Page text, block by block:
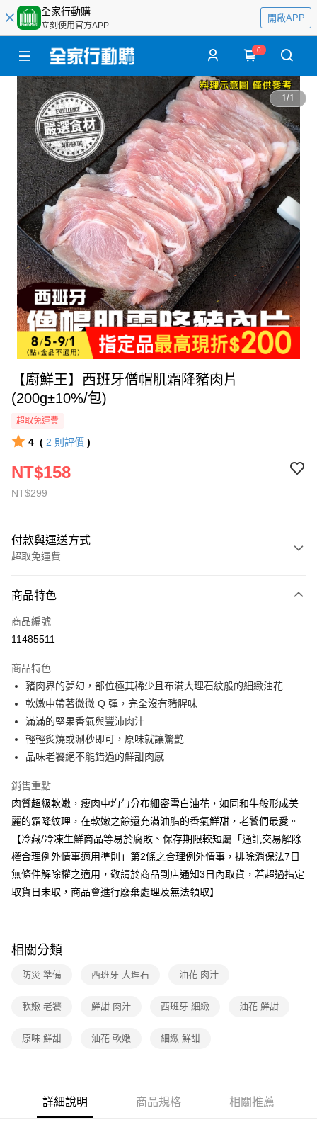
全家行動購
立刻使用官方APP
開啟APP
0
1/1
【廚鮮王】西班牙僧帽肌霜降豬肉片
(200g±10%/包)
超取免運費
4 ( 2 則評價 )
NT$299
NT$158
付款與運送方式
超取免運費
全家線上支付
超商取貨付款
運送方式
冷凍-全家取貨付款
免運費
冷凍-付款後全家取貨
免運費
商品特色
商品編號
11485511
商品特色
豬肉界的夢幻，部位極其稀少且布滿大理石紋般的細緻油花
軟嫩中帶著微微 Q 彈，完全沒有豬腥味
滿滿的堅果香氣與豐沛肉汁
輕輕炙燒或涮秒即可，原味就讓驚艷
品味老饕絕不能錯過的鮮甜肉感
銷售重點
肉質超級軟嫩，瘦肉中均勻分布細密雪白油花，如同和牛般形成美
麗的霜降紋理，在軟嫩之餘還充滿油脂的香氣鮮甜，老饕們最愛。
【冷藏/冷凍生鮮商品等易於腐敗、保存期限較短屬「通訊交易解除
權合理例外情事適用準則」第2條之合理例外情事，排除消保法7日
無條件解除權之適用，敬請於商品到店通知3日內取貨，若超過指定
取貨日未取，商品會進行廢棄處理及無法領取】
相關分類
防災 準備 西班牙 大理石 油花 肉汁
軟嫩 老饕 鮮甜 肉汁 西班牙 細緻 油花 鮮甜
原味 鮮甜 油花 軟嫩 細緻 鮮甜
詳細說明 商品規格 相關推薦